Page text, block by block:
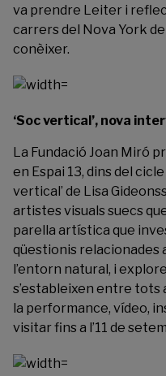
va prendre Leiter i
carrers del Nova York
conèixer.
‘Soc vertical’, nova
La Fundació Joan Miró
en Espai 13, dins del
vertical’ de Lisa
artistes visuals suecs
parella artística que
qüestionis relacionades
l’entorn natural, i
s’estableixen entre tots
la performance, vídeo,
visitar fins a l’11 de